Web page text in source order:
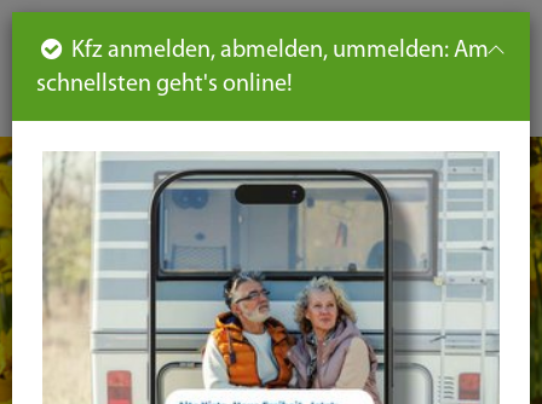
DE
Seiteninhalt
Hauptnavigation
Seitennavigation
leichte
Sprache
Kfz anmelden, abmelden, ummelden: Am
schnellsten geht's online!